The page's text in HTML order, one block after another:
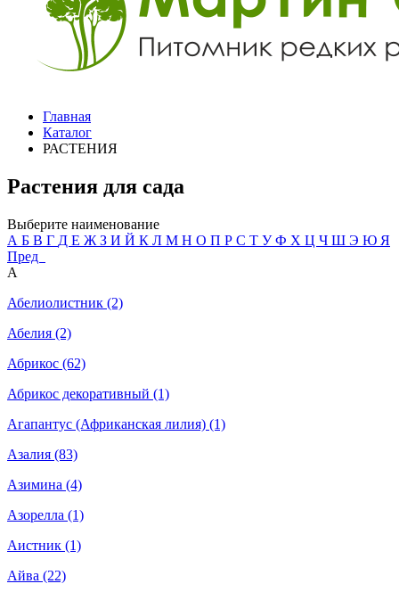
Главная
Каталог
РАСТЕНИЯ
Растения для сада
Выберите наименование
А Б В Г Д Е Ж З И Й К Л М Н О П Р С Т УФ Х Ц Ч Ш Э Ю Я
Пред
А
Абелиолистник (2)
Абелия (2)
Абрикос (62)
Абрикос декоративный (1)
Агапантус (Африканская лилия) (1)
Азалия (83)
Азимина (4)
Азорелла (1)
Аистник (1)
Айва (22)